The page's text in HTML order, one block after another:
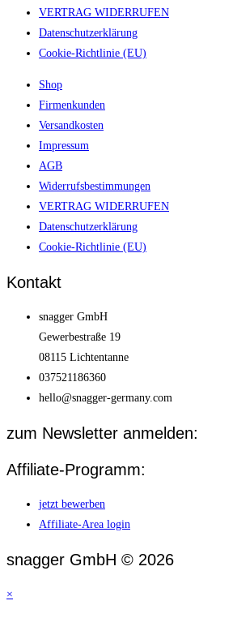
VERTRAG WIDERRUFEN
Datenschutzerklärung
Cookie-Richtlinie (EU)
Shop
Firmenkunden
Versandkosten
Impressum
AGB
Widerrufsbestimmungen
VERTRAG WIDERRUFEN
Datenschutzerklärung
Cookie-Richtlinie (EU)
Kontakt
snagger GmbH
Gewerbestraße 19
08115 Lichtentanne
037521186360
hello@snagger-germany.com
zum Newsletter anmelden:
Affiliate-Programm:
jetzt bewerben
Affiliate-Area login
snagger GmbH © 2026
×